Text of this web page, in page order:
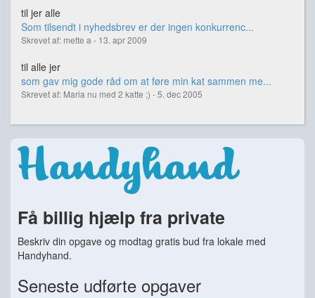
til jer alle
Som tilsendt i nyhedsbrev er der ingen konkurrenc...
Skrevet af: mette a - 13. apr 2009
til alle jer
som gav mig gode råd om at føre min kat sammen me...
Skrevet af: Maria nu med 2 katte ;) - 5. dec 2005
Få billig hjælp fra private
Beskriv din opgave og modtag gratis bud fra lokale med
Handyhand.
Seneste udførte opgaver